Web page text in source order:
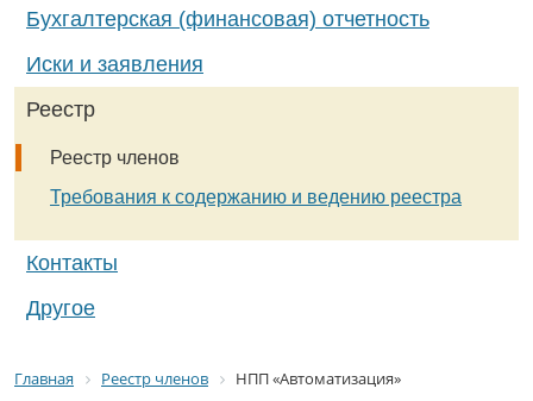
Бухгалтерская (финансовая) отчетность
Иски и заявления
Реестр
Реестр членов
Требования к содержанию и ведению реестра
Контакты
Другое
Главная Реестр членов НПП «Автоматизация»